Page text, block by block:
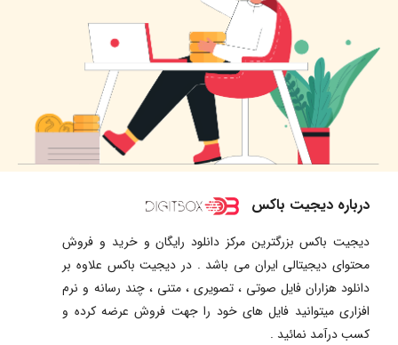
درباره دیجیت باکس
دیجیت باکس بزرگترین مرکز دانلود رایگان و خرید و فروش
محتوای دیجیتالی ایران می باشد . در دیجیت باکس علاوه بر
دانلود هزاران فایل صوتی ، تصویری ، متنی ، چند رسانه و نرم
افزاری میتوانید فایل های خود را جهت فروش عرضه کرده و
کسب درآمد نمائید .